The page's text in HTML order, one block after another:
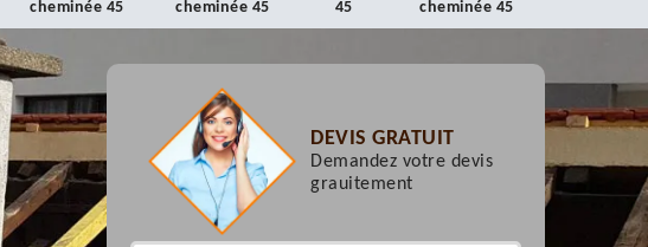
cheminée 45
cheminée 45
45
cheminée 45
DEVIS GRATUIT
Demandez votre devis
grauitement